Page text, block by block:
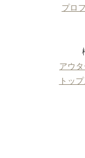
プロ
アウ
トッ